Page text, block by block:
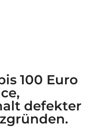
100 Euro
defekter